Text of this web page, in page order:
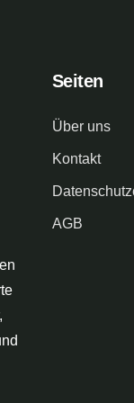
Seiten
Über uns
Kontakt
AGB